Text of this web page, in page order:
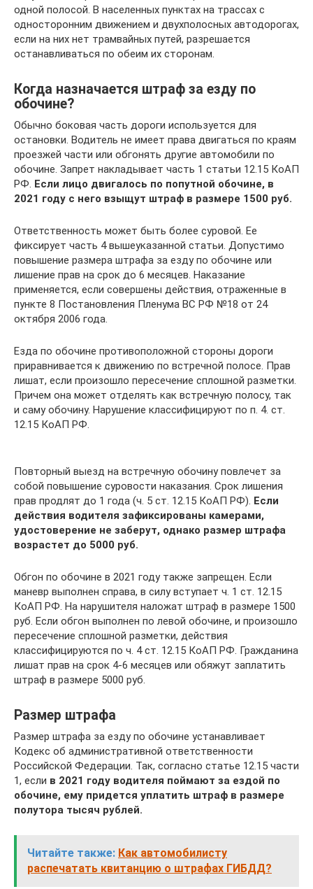
одной полосой. В населенных пунктах на трассах с
односторонним движением и двухполосных автодорогах,
если на них нет трамвайных путей, разрешается
останавливаться по обеим их сторонам.
Когда назначается штраф за езду по
обочине?
Обычно боковая часть дороги используется для
остановки. Водитель не имеет права двигаться по краям
проезжей части или обгонять другие автомобили по
обочине. Запрет накладывает часть 1 статьи 12.15 КоАП
РФ. Если лицо двигалось по попутной обочине, в
2021 году с него взыщут штраф в размере 1500 руб.
Ответственность может быть более суровой. Ее
фиксирует часть 4 вышеуказанной статьи. Допустимо
повышение размера штрафа за езду по обочине или
лишение прав на срок до 6 месяцев. Наказание
применяется, если совершены действия, отраженные в
пункте 8 Постановления Пленума ВС РФ №18 от 24
октября 2006 года.
Езда по обочине противоположной стороны дороги
приравнивается к движению по встречной полосе. Прав
лишат, если произошло пересечение сплошной разметки.
Причем она может отделять как встречную полосу, так
и саму обочину. Нарушение классифицируют по п. 4. ст.
12.15 КоАП РФ.
Повторный выезд на встречную обочину повлечет за
собой повышение суровости наказания. Срок лишения
прав продлят до 1 года (ч. 5 ст. 12.15 КоАП РФ). Если
действия водителя зафиксированы камерами,
удостоверение не заберут, однако размер штрафа
возрастет до 5000 руб.
Обгон по обочине в 2021 году также запрещен. Если
маневр выполнен справа, в силу вступает ч. 1 ст. 12.15
КоАП РФ. На нарушителя наложат штраф в размере 1500
руб. Если обгон выполнен по левой обочине, и произошло
пересечение сплошной разметки, действия
классифицируются по ч. 4 ст. 12.15 КоАП РФ. Гражданина
лишат прав на срок 4-6 месяцев или обяжут заплатить
штраф в размере 5000 руб.
Размер штрафа
Размер штрафа за езду по обочине устанавливает
Кодекс об административной ответственности
Российской Федерации. Так, согласно статье 12.15 части
1, если в 2021 году водителя поймают за ездой по
обочине, ему придется уплатить штраф в размере
полутора тысяч рублей.
Читайте также: Как автомобилисту
распечатать квитанцию о штрафах ГИБДД?